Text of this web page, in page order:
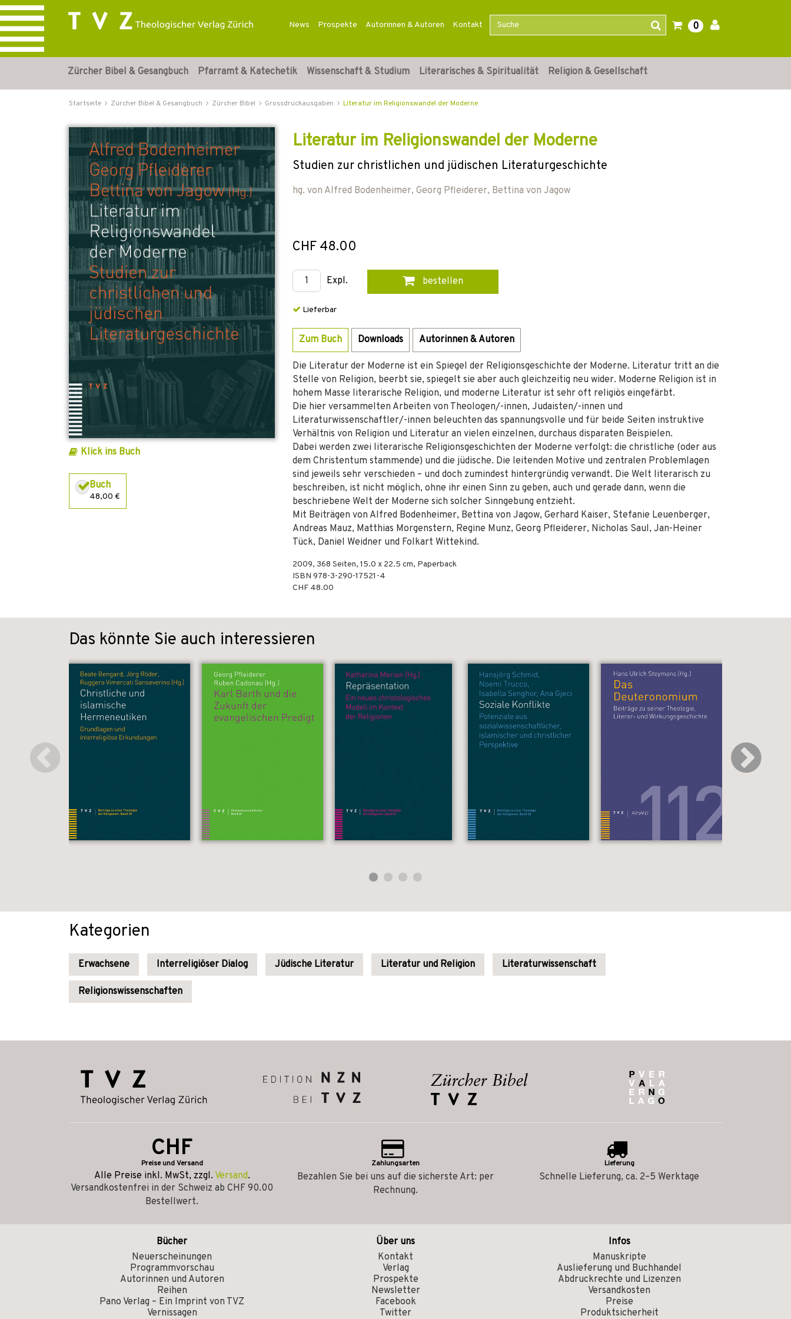
News Prospekte Autorinnen & Autoren Kontakt 0
Zürcher Bibel & Gesangbuch Pfarramt & Katechetik Wissenschaft & Studium Literarisches & Spiritualität Religion & Gesellschaft
Startseite Zürcher Bibel & Gesangbuch Zürcher Bibel Grossdruckausgaben Literatur im Religionswandel der Moderne
Klick ins Buch
Buch
48,00 €
Literatur im Religionswandel der Moderne
Studien zur christlichen und jüdischen Literaturgeschichte
hg. von Alfred Bodenheimer, Georg Pfleiderer, Bettina von Jagow
CHF 48.00
Expl. bestellen
Lieferbar
Zum Buch Downloads Autorinnen & Autoren
Die Literatur der Moderne ist ein Spiegel der Religionsgeschichte der Moderne. Literatur tritt an die
Stelle von Religion, beerbt sie, spiegelt sie aber auch gleichzeitig neu wider. Moderne Religion ist in
hohem Masse literarische Religion, und moderne Literatur ist sehr oft religiös eingefärbt.
Die hier versammelten Arbeiten von Theologen/-innen, Judaisten/-innen und
Literaturwissenschaftler/-innen beleuchten das spannungsvolle und für beide Seiten instruktive
Verhältnis von Religion und Literatur an vielen einzelnen, durchaus disparaten Beispielen.
Dabei werden zwei literarische Religionsgeschichten der Moderne verfolgt: die christliche (oder aus
dem Christentum stammende) und die jüdische. Die leitenden Motive und zentralen Problemlagen
sind jeweils sehr verschieden – und doch zumindest hintergründig verwandt. Die Welt literarisch zu
beschreiben, ist nicht möglich, ohne ihr einen Sinn zu geben, auch und gerade dann, wenn die
beschriebene Welt der Moderne sich solcher Sinngebung entzieht.
Mit Beiträgen von Alfred Bodenheimer, Bettina von Jagow, Gerhard Kaiser, Stefanie Leuenberger,
Andreas Mauz, Matthias Morgenstern, Regine Munz, Georg Pfleiderer, Nicholas Saul, Jan-Heiner
Tück, Daniel Weidner und Folkart Wittekind.
2009, 368 Seiten, 15.0 x 22.5 cm, Paperback
ISBN 978-3-290-17521-4
CHF 48.00
Das könnte Sie auch interessieren
Kategorien
Erwachsene Interreligiöser Dialog Jüdische Literatur Literatur und Religion Literaturwissenschaft
Religionswissenschaften
CHF
Preise und Versand
Alle Preise inkl. MwSt, zzgl. Versand.
Versandkostenfrei in der Schweiz ab CHF 90.00
Bestellwert.
Zahlungsarten
Bezahlen Sie bei uns auf die sicherste Art: per
Rechnung.
Lieferung
Schnelle Lieferung, ca. 2–5 Werktage
Bücher
Neuerscheinungen
Programmvorschau
Autorinnen und Autoren
Reihen
Pano Verlag – Ein Imprint von TVZ
Vernissagen
Über uns
Kontakt
Verlag
Prospekte
Newsletter
Facebook
Twitter
Infos
Manuskripte
Auslieferung und Buchhandel
Abdruckrechte und Lizenzen
Versandkosten
Preise
Produktsicherheit